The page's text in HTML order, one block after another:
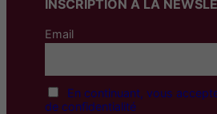
INSCRIPTION A LA
Email
En continuant, vous
de confidentialité